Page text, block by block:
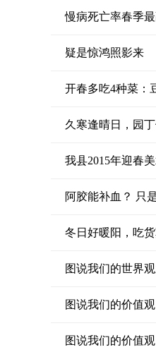
慢病死亡率春季
疑是惊鸿照影来
开春多吃4种菜：
久寒逢晴日，园
我县2015年迎春
阿胶能补血？ 只
冬日好暖阳，吃
图说我们的世界
图说我们的价值
图说我们的价值